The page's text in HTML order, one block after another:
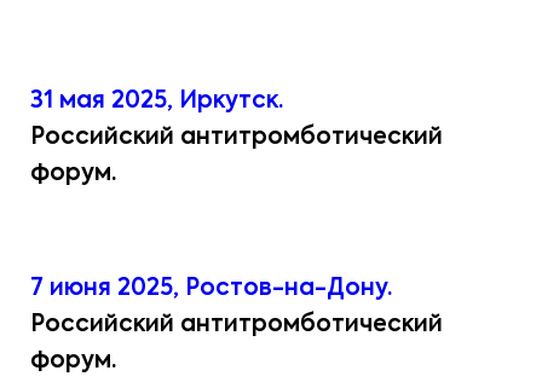
31 мая 2025, Иркутск.
Российский антитромботический
форум.
7 июня 2025, Ростов-на-Дону.
Российский антитромботический
форум.